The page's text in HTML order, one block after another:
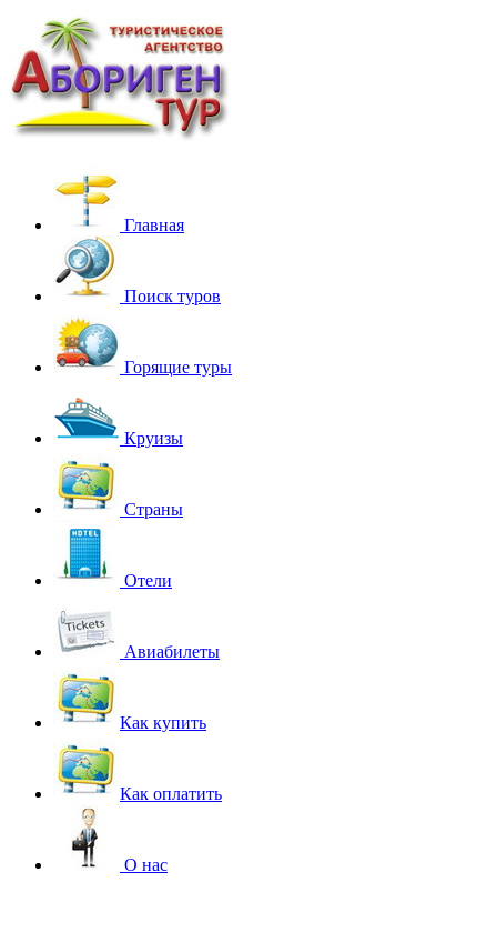
Главная
Поиск туров
Горящие туры
Круизы
Страны
Отели
Авиабилеты
Как купить
Как оплатить
О нас